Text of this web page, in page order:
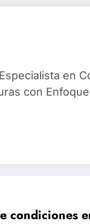
en
con
condiciones